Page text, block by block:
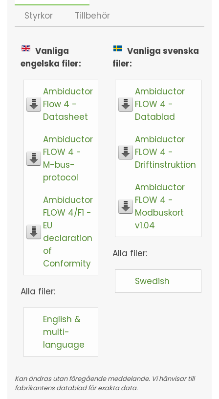
Styrkor
Tillbehör
Vanliga
engelska filer:
Ambiductor
Flow 4 -
Datasheet
Ambiductor
FLOW 4 -
M-bus-
protocol
Ambiductor
FLOW 4/F1 -
EU
declaration
of
Conformity
Alla filer:
English &
multi-
language
Vanliga svenska
filer:
Ambiductor
FLOW 4 -
Datablad
Ambiductor
FLOW 4 -
Driftinstruktion
Ambiductor
FLOW 4 -
Modbuskort
v1.04
Alla filer:
Swedish
Kan ändras utan föregående meddelande. Vi hänvisar till
fabrikantens datablad för exakta data.